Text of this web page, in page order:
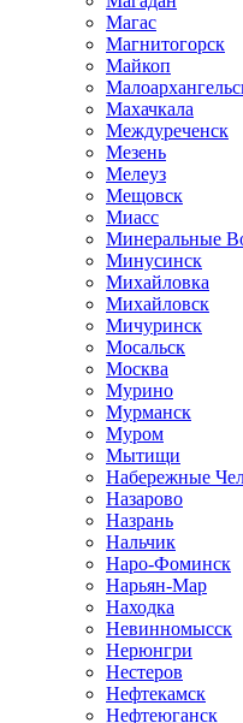
Магас
Магнитогорск
Майкоп
Махачкала
Междуреченск
Мезень
Мелеуз
Мещовск
Миасс
Минеральные
Минусинск
Михайловка
Михайловск
Мичуринск
Мосальск
Москва
Мурино
Мурманск
Муром
Мытищи
Набережные
Назарово
Назрань
Нальчик
Наро-Фоминск
Нарьян-Мар
Находка
Невинномысск
Нерюнгри
Нестеров
Нефтекамск
Нефтеюганск